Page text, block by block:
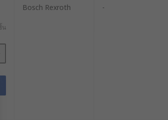
Screw) เกลียวหัว
ที่ซ้ำอย่างแม่นยำ
ร็วสูงและระยะ
งยาว และงานที่
น
Bosch Rexroth -